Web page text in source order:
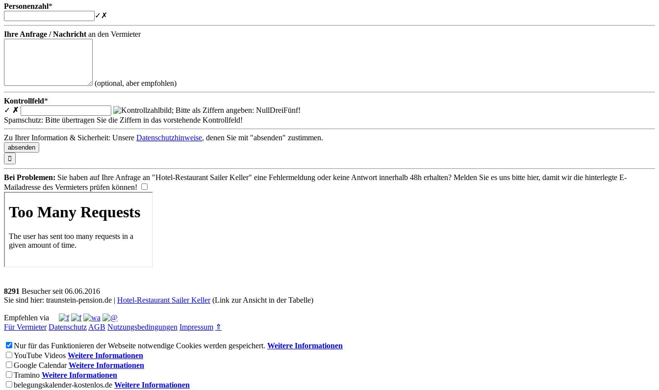
Personenzahl*
✓ ✗
Ihre Anfrage / Nachricht an den Vermieter
(optional, aber empfohlen)
Kontrollfeld*
✓ ✗
Spamschutz: Bitte übertragen Sie die Ziffern in das vorstehende Kontrollfeld!
Zu Ihrer Information & Sicherheit: Unsere Datenschutzhinweise, denen Sie mit "absenden" zustimmen.

Bei Problemen: Sie haben auf Ihre Anfrage an "Hotel-Restaurant Sailer Keller" eine Fehlermeldung oder keine Antwort innerhalb 48h erhalten? Melden Sie es uns bitte hier, damit wir die hinterlegte E-
Mailadresse des Vermieters prüfen können!
8291 Besucher seit 06.06.2016
Sie sind hier: traunstein-pension.de | Hotel-Restaurant Sailer Keller(Link zur Ansicht in der Tabelle)
Empfehlen via
Für Vermieter Datenschutz AGB Nutzungsbedingungen Impressum ⇑
Nur für das Funktionieren der Webseite notwendige Cookies werden gespeichert. Weitere Informationen
YouTube Videos Weitere Informationen
Google Calendar Weitere Informationen
Tramino Weitere Informationen
belegungskalender-kostenlos.de Weitere Informationen